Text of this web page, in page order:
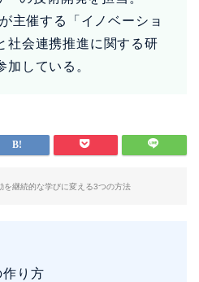
主催する「イノベーショ
社会連携推進に関する研
加している。
を継続的な学びに変える3つの方法
り方